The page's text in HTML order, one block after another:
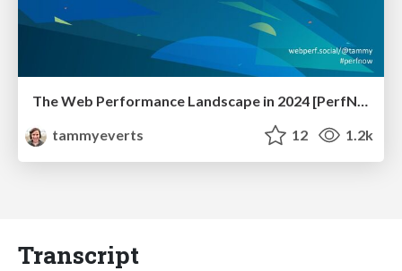
tammyeverts
12 1.2k
Transcript